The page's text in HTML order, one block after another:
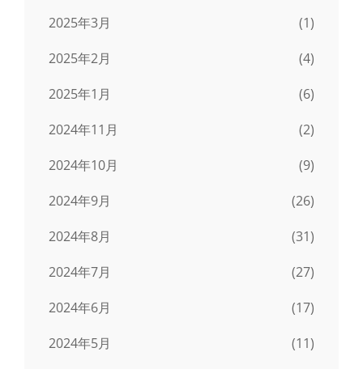
2025年3月
(1)
2025年2月
(4)
2025年1月
(6)
2024年11月
(2)
2024年10月
(9)
2024年9月
(26)
2024年8月
(31)
2024年7月
(27)
2024年6月
(17)
2024年5月
(11)